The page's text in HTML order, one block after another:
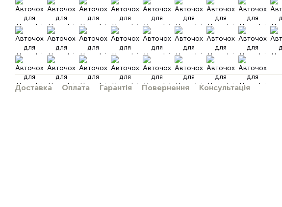
Доставка Оплата Гарантія Повернення Консультація